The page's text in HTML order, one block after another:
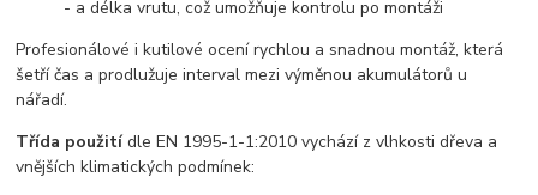
- a délka vrutu, což umožňuje kontrolu po montáži
Profesionálové i kutilové ocení rychlou a snadnou montáž, která
šetří čas a prodlužuje interval mezi výměnou akumulátorů u
nářadí.
Třída použitídle EN 1995-1-1:2010 vychází z vlhkosti dřeva a
vnějších klimatických podmínek: